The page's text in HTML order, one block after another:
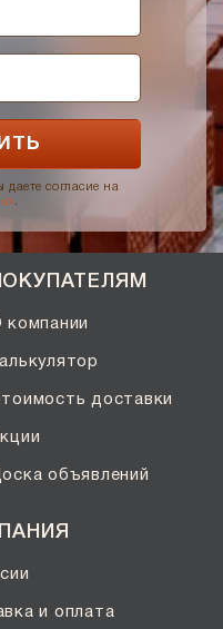
согласие на
компании
доставки
объявлений
и оплата